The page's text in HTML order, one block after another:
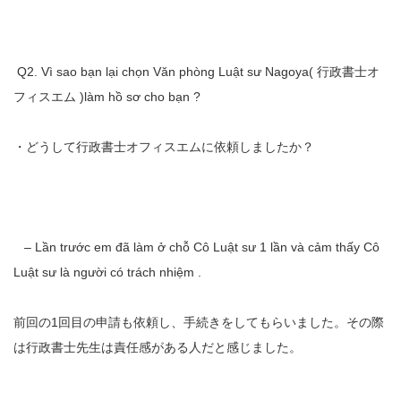
Q2. Vì sao bạn lại chọn Văn phòng Luật sư Nagoya( 行政書士オ
フィスエム )làm hồ sơ cho bạn ?
・どうして行政書士オフィスエムに依頼しましたか？
– Lần trước em đã làm ở chỗ Cô Luật sư 1 lần và cảm thấy Cô
Luật sư là người có trách nhiệm .
前回の1回目の申請も依頼し、手続きをしてもらいました。その際
は行政書士先生は責任感がある人だと感じました。